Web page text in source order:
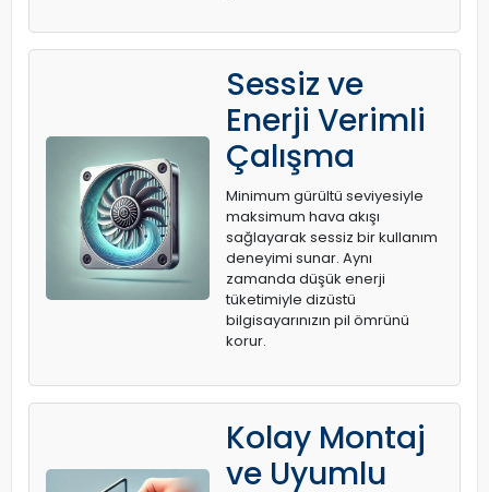
Sessiz ve
Enerji Verimli
Çalışma
Minimum gürültü seviyesiyle
maksimum hava akışı
sağlayarak sessiz bir kullanım
deneyimi sunar. Aynı
zamanda düşük enerji
tüketimiyle dizüstü
bilgisayarınızın pil ömrünü
korur.
Kolay Montaj
ve Uyumlu